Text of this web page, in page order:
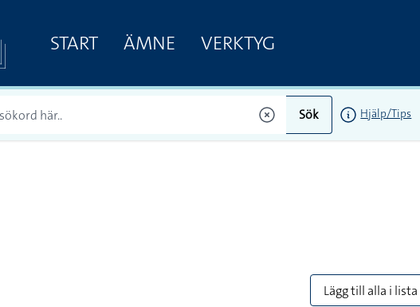
START ÄMNE VERKTYG
Sök Hjälp/Tips
Lägg till alla i lista